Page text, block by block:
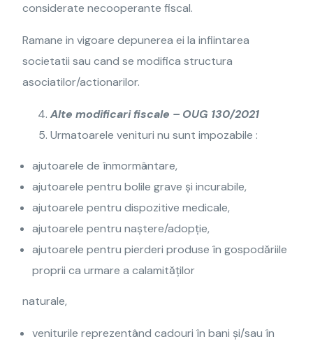
considerate necooperante fiscal.
Ramane in vigoare depunerea ei la infiintarea
societatii sau cand se modifica structura
asociatilor/actionarilor.
Alte modificari fiscale – OUG 130/2021
Urmatoarele venituri nu sunt impozabile :
ajutoarele de înmormântare,
ajutoarele pentru bolile grave și incurabile,
ajutoarele pentru dispozitive medicale,
ajutoarele pentru naștere/adopție,
ajutoarele pentru pierderi produse în gospodăriile
proprii ca urmare a calamităților
naturale,
veniturile reprezentând cadouri în bani și/sau în